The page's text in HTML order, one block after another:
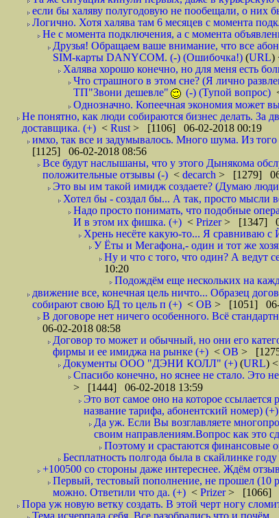
если бы халяву полугодовую не пообещали, о них
Логично. Хотя халява там 6 месяцев с момента
Не с момента подключения, а с момента
Друзья! Обращаем ваше внимание, что все
SIM-карты DANYCOM. (-) (Ошибочка!) (URL)
Халява хорошо конечно, но для меня есть
Что страшного в этом сне? (Я лично
ТП"Звони дешевле"
(-) (Тупой вопрос)
Однозначно. Копеечная экономия может
Не понятно, как люди собираются бизнес делать. За
доставщика. (+) < Rust > [1106] 06-02-2018 00:19
имхо, так все и задумывалось. Много шума. Из
[1125] 06-02-2018 08:56
Все будут наслышаны, что у этого Дынякома
положительные отзывы (-) < decarch > [1279]
Это вы им такой имидж создаете? (Думаю люди
Хотел бы - создал бы... А так, просто мысли
Надо просто понимать, что подобные
И в этом их фишка. (+) < Prizer> [1347]
Хрень несёте какую-то... Я сравниваю
У Ёты и Мегафона,- один и тот же
Ну и что с того, что один? А ведут
10:20
Подождём еще нескольких на
движение все, конечная цель ничто... Образец
собирают свою БД то цель п (+) < ОВ > [1051] 06-
В договоре нет ничего особенного. Всё
06-02-2018 08:58
Договор то может и обычный, но они его
фирмы и ее имиджа на рынке (+) < ОВ >
Документы ООО "ДЭНИ КОЛЛ" (+) (URL) <
Спасибо конечно, но яснее не стало. Это
> [1444] 06-02-2018 13:59
Это вот самое оно на которое
название тарифа, абонентский номер) (+)
Да уж. Если Вы возглавляете
своим направлениям.Вопрос как это
Поэтому и срастаются финансовые
Бесплатность полгода была в скайлинке
+100500 со стороны даже интереснее. Ждём
Первый, тестовый пополнение, не прошел (10
можно. Ответили что да. (+) < Prizer> [1066]
Пора уж новую ветку создать. В этой черт ногу
Тема исчерпала себя. Все разобрались что и